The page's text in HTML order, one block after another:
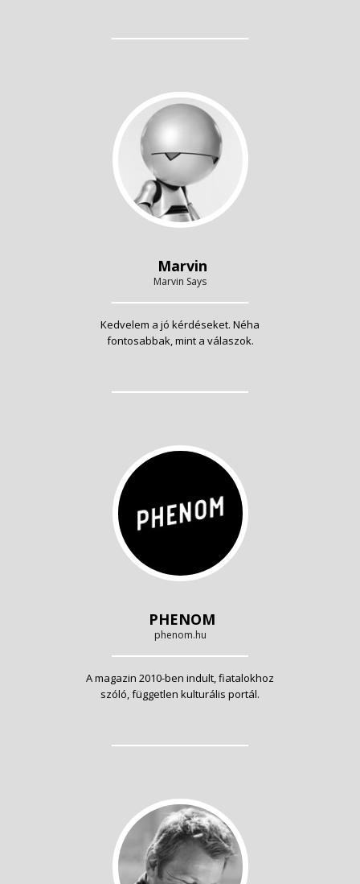
Marvin
Marvin Says
Kedvelem a jó kérdéseket. Néha
fontosabbak, mint a válaszok.
PHENOM
phenom.hu
A magazin 2010-ben indult, fiatalokhoz
szóló, független kulturális portál.